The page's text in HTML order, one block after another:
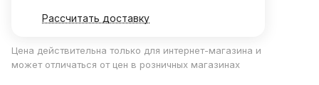
Рассчитать доставку
Цена действительна только для интернет-магазина и
может отличаться от цен в розничных магазинах